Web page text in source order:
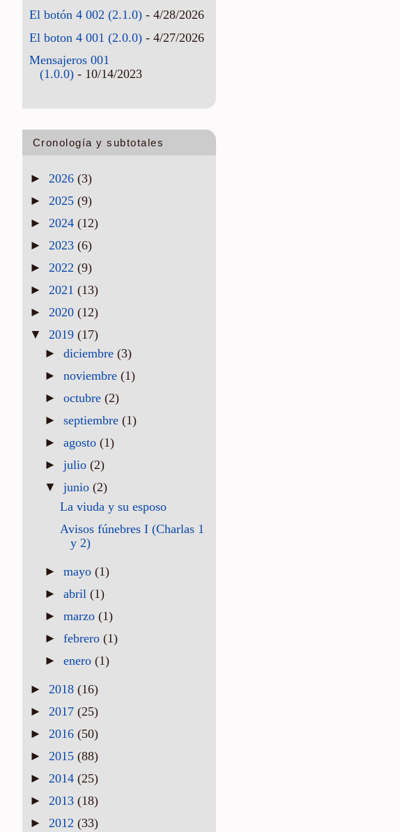
El botón 4 002 (2.1.0)- 4/28/2026
El boton 4 001 (2.0.0)- 4/27/2026
Mensajeros 001
(1.0.0)- 10/14/2023
Cronología y subtotales
► 2026 (3)
► 2025 (9)
► 2024 (12)
► 2023 (6)
► 2022 (9)
► 2021 (13)
► 2020 (12)
▼ 2019 (17)
►diciembre(3)
►noviembre(1)
►octubre(2)
►septiembre(1)
►agosto(1)
►julio(2)
▼junio(2)
La viuda y su esposo
Avisos fúnebres I (Charlas 1
y 2)
►mayo(1)
►abril(1)
►marzo(1)
►febrero(1)
►enero(1)
► 2018 (16)
► 2017 (25)
► 2016 (50)
► 2015 (88)
► 2014 (25)
► 2013 (18)
► 2012 (33)